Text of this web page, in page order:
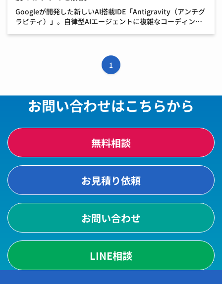
Googleが開発した新しいAI搭載IDE「Antigravity（アンチグ
ラビティ）」。自律型AIエージェントに複雑なコーディング
1
お問い合わせはこちらから
無料相談
お見積り依頼
お問い合わせ
LINE相談